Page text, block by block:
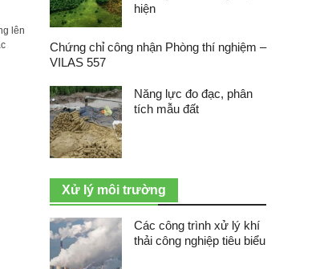
lên
hiện
Chứng chỉ công nhận Phòng thí nghiệm –
VILAS 557
Năng lực đo đạc, phân
tích mẫu đất
Xử lý môi trường
Các công trình xử lý khí
thải công nghiệp tiêu biểu